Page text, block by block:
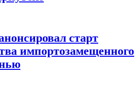
старт
импортозамещенного